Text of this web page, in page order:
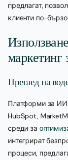
предлагат,
клиенти по-
маркетинг
Преглед на
Платформи за ИИ
HubSpot,
среди за
интегрират
процеси,